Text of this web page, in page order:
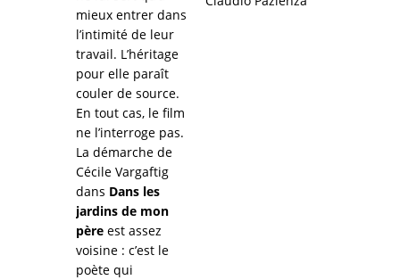
mieux entrer dans
l’intimité de leur
travail. L’héritage
pour elle paraît
couler de source.
En tout cas, le film
ne l’interroge pas.
La démarche de
Cécile Vargaftig
dans Dans les
jardins de mon
père est assez
voisine : c’est le
poète qui